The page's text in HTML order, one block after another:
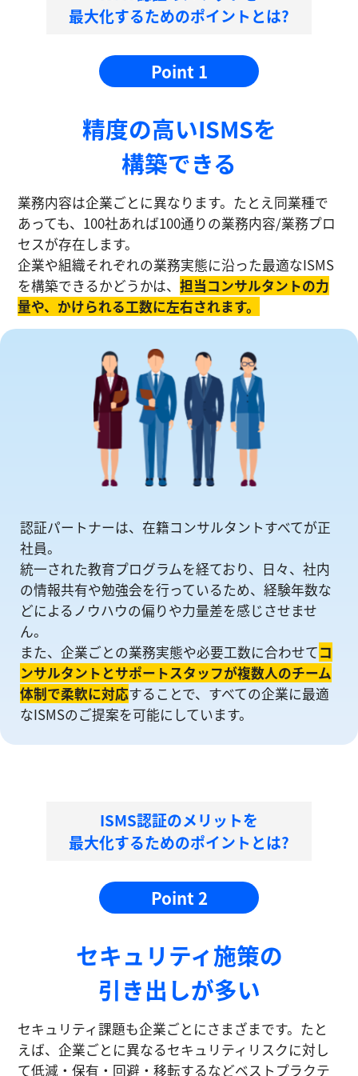
最大化するためのポイントとは?
Point 1
精度の⾼いISMSを
構築できる
業務内容は企業ごとに異なります。たとえ同業種で
あっても、100社あれば100通りの業務内容/業務プロ
セスが存在します。
企業や組織それぞれの業務実態に沿った最適なISMS
を構築できるかどうかは、担当コンサルタントの⼒
量や、かけられる工数に左右されます。
認証パートナーは、在籍コンサルタントすべてが正
社員。
統一された教育プログラムを経ており、日々、社内
の情報共有や勉強会を⾏っているため、経験年数な
どによるノウハウの偏りや⼒量差を感じさせませ
ん。
また、企業ごとの業務実態や必要工数に合わせてコ
ンサルタントとサポートスタッフが複数人のチーム
体制で柔軟に対応することで、すべての企業に最適
なISMSのご提案を可能にしています。
ISMS認証のメリットを
最大化するためのポイントとは?
Point 2
セキュリティ施策の
引き出しが多い
セキュリティ課題も企業ごとにさまざまです。たと
えば、企業ごとに異なるセキュリティリスクに対し
て低減・保有・回避・移転するなどベストプラクテ